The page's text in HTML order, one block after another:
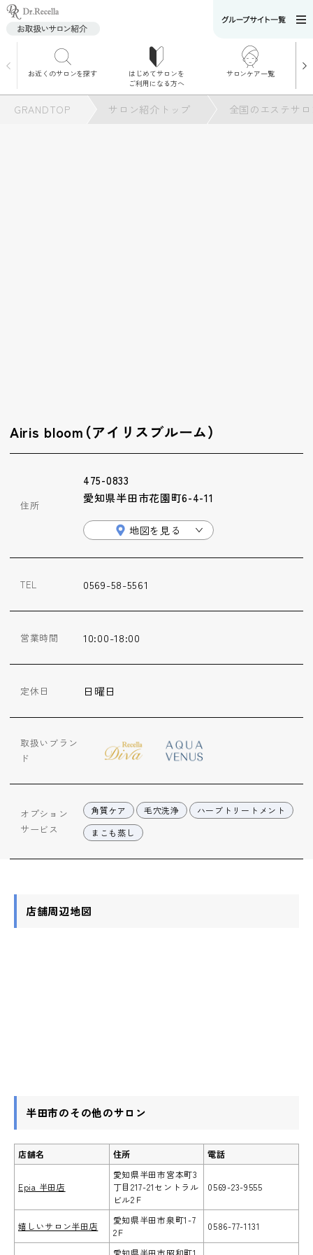
お近くのサロンを探す
はじめてサロンを
ご利用になる方へ
サロンケア一覧
ュー
施術別で探す
お悩み別で探す
ラジオ波
GRANDTOP サロン紹介トップ 全国のエステサ
Airis bloom（アイリスブルーム）
住所
475-0833
愛知県半田市花園町6-4-11
地図を見る
TEL 0569-58-5561
営業時間 10:00-18:00
定休日 日曜日
取扱いブラン
ド
オプション
サービス
角質ケア 毛穴洗浄
ハーブトリートメント
まこも蒸し
店舗周辺地図
半田市のその他のサロン
店舗名 住所 電話
Epia 半田店
愛知県半田市宮本町3
丁目217-21セントラル
ビル2Ｆ
0569-23-9555
嬉しいサロン半田店
愛知県半田市泉町1-7
2Ｆ
0586-77-1131
愛知県半田市昭和町1